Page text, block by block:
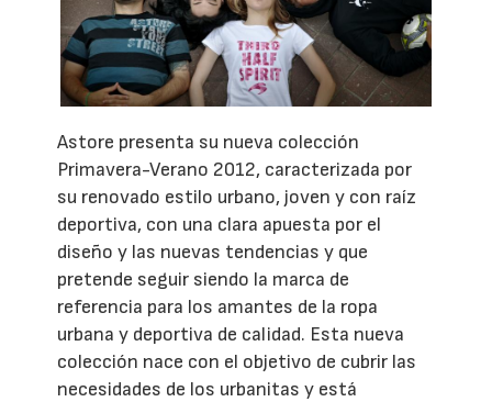
Astore presenta su nueva colección
Primavera-Verano 2012, caracterizada por
su renovado estilo urbano, joven y con raíz
deportiva, con una clara apuesta por el
diseño y las nuevas tendencias y que
pretende seguir siendo la marca de
referencia para los amantes de la ropa
urbana y deportiva de calidad. Esta nueva
colección nace con el objetivo de cubrir las
necesidades de los urbanitas y está